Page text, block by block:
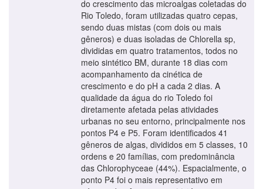
do crescimento das microalgas coletadas do
Rio Toledo, foram utilizadas quatro cepas,
sendo duas mistas (com dois ou mais
gêneros) e duas isoladas de Chlorella sp,
divididas em quatro tratamentos, todos no
meio sintético BM, durante 18 dias com
acompanhamento da cinética de
crescimento e do pH a cada 2 dias. A
qualidade da água do rio Toledo foi
diretamente afetada pelas atividades
urbanas no seu entorno, principalmente nos
pontos P4 e P5. Foram identificados 41
gêneros de algas, divididos em 5 classes, 10
ordens e 20 famílias, com predominância
das Chlorophyceae (44%). Espacialmente, o
ponto P4 foi o mais representativo em